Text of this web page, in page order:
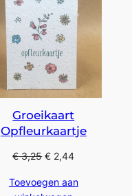
Groeikaart
Opfleurkaartje
€3,25 € 2,44
Toevoegen aan